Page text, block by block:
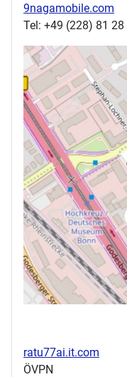
9nagamobile.com
Tel: +49 (228) 81 28
ratu77ai.it.com
ÖVPN